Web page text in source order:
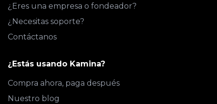
¿Eres una empresa o fondeador?
¿Necesitas soporte?
Contáctanos
¿Estás usando Kamina?
Compra ahora, paga después
Nuestro blog